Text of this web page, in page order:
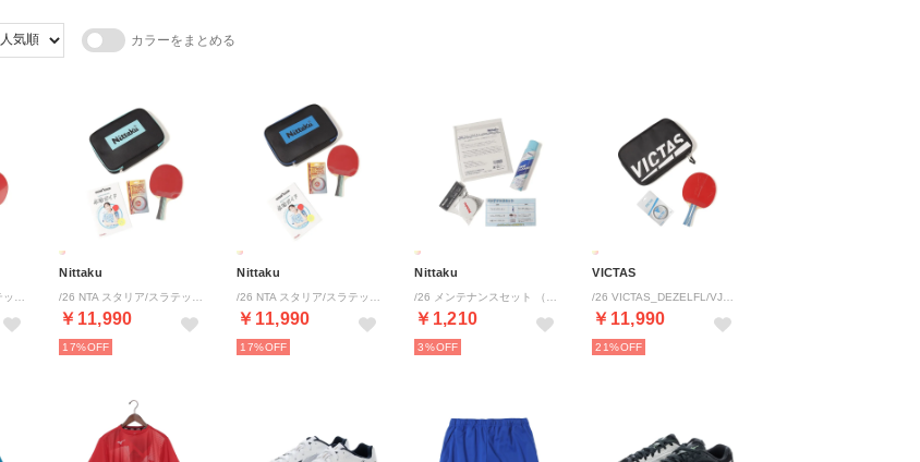
カラーをまとめる
Nittaku
￥11,990
17%
Nittaku
￥11,990
17%
Nittaku
￥1,210
3%
VICTAS
￥11,990
21%